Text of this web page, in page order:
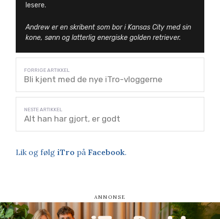
lesere.
Andrew er en skribent som bor i Kansas City med sin
kone, sønn og latterlig energiske golden retriever.
Bli kjent med de nye iTro-vloggerne
Alt han har gjort, er godt
Lik og følg iTro på Facebook.